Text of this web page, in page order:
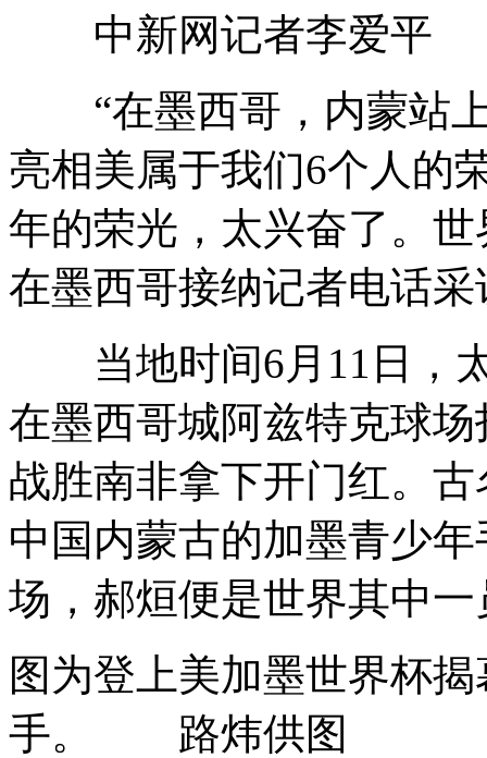
中新网记者李爱平
“在墨西哥，内蒙站上
亮相美属于我们6个人的
年的荣光，太兴奋了。
在墨西哥接纳记者电话
当地时间6月11日，太
在墨西哥城阿兹特克球
战胜南非拿下开门红。
中国内蒙古的加墨青少
场，郝烜便是世界其中一
图为登上美加墨世界杯
手。 路炜供图